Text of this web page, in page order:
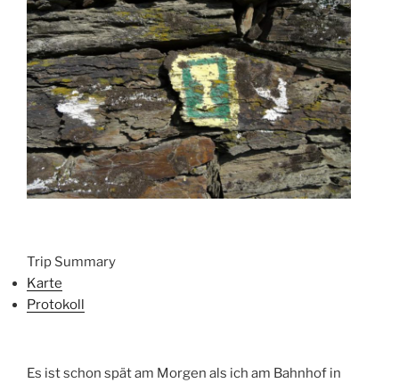
Trip Summary
Karte
Protokoll
Es ist schon spät am Morgen als ich am Bahnhof in